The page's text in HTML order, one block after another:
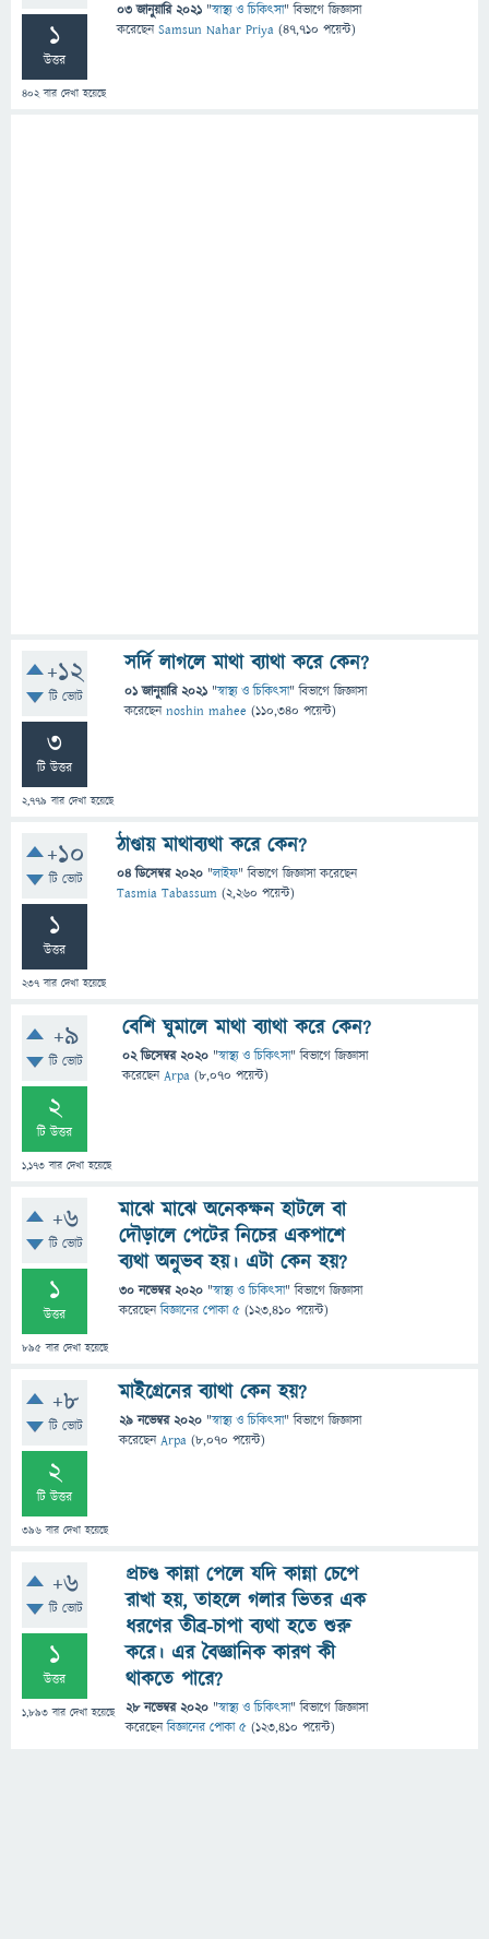
1
উত্তর
402বার দেখা হয়েছে
03 জানুয়ারি 2021 "স্বাস্থ্য ও চিকিৎসা" বিভাগে জিজ্ঞাসা
করেছেনSamsun Nahar Priya (47,710 পয়েন্ট)
+12
টি ভোট
3
টি উত্তর
2,779 বার দেখা হয়েছে
সর্দি লাগলে মাথা ব্যাথা করে কেন?
01 জানুয়ারি 2021 "স্বাস্থ্য ও চিকিৎসা" বিভাগে জিজ্ঞাসা
করেছেনnoshin mahee (110,340 পয়েন্ট)
+10
টি ভোট
1
উত্তর
237 বার দেখা হয়েছে
ঠাণ্ডায় মাথাব্যথা করে কেন?
04 ডিসেম্বর 2020 "লাইফ" বিভাগে জিজ্ঞাসাকরেছেন
Tasmia Tabassum (2,260 পয়েন্ট)
+9
টি ভোট
2
টি উত্তর
1,173 বার দেখা হয়েছে
বেশি ঘুমালে মাথা ব্যাথা করে কেন?
02 ডিসেম্বর 2020 "স্বাস্থ্য ও চিকিৎসা" বিভাগে জিজ্ঞাসা
করেছেনArpa (8,070 পয়েন্ট)
+6
টি ভোট
1
উত্তর
895 বার দেখা হয়েছে
মাঝে মাঝে অনেকক্ষন হাটলে বা
দৌড়ালে পেটের নিচের একপাশে
ব্যথা অনুভব হয়। এটা কেন হয়?
30 নভেম্বর 2020 "স্বাস্থ্য ও চিকিৎসা" বিভাগে জিজ্ঞাসা
করেছেনবিজ্ঞানের পোকা ৫ (123,410 পয়েন্ট)
+8
টি ভোট
2
টি উত্তর
396 বার দেখা হয়েছে
মাইগ্রেনের ব্যাথা কেন হয়?
29 নভেম্বর 2020 "স্বাস্থ্য ও চিকিৎসা" বিভাগে জিজ্ঞাসা
করেছেনArpa (8,070 পয়েন্ট)
+6
টি ভোট
1
উত্তর
1,893 বার দেখা হয়েছে
প্রচণ্ড কান্না পেলে যদি কান্না চেপে
রাখা হয়, তাহলে গলার ভিতর এক
ধরণের তীব্র-চাপা ব্যথা হতে শুরু
করে। এর বৈজ্ঞানিক কারণ কী
থাকতে পারে?
28 নভেম্বর 2020 "স্বাস্থ্য ও চিকিৎসা" বিভাগে জিজ্ঞাসা
করেছেনবিজ্ঞানের পোকা ৫ (123,410 পয়েন্ট)